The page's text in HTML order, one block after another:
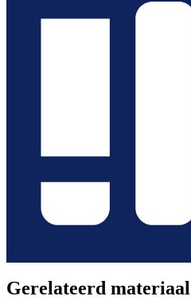
Gerelateerd materiaal